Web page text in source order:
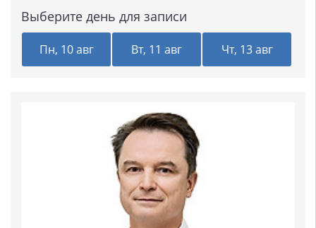
Выберите день для записи
Пн, 10 авг Вт, 11 авг Чт, 13 авг